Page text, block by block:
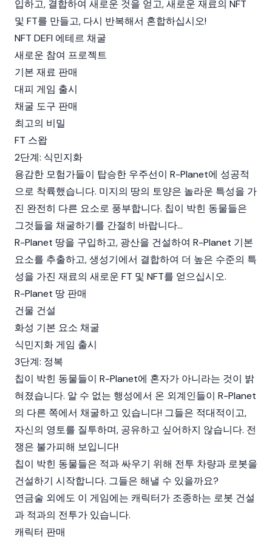
입하고, 결합하여 새로운 것을 얻고, 새로운 재료의 NFT
및 FT를 만들고, 다시 반복해서 혼합하십시오!
NFT DEFI 에테르 채굴
새로운 참여 프로젝트
기본 재료 판매
대피 게임 출시
채굴 도구 판매
최고의 비밀
FT 스왑
2단계: 식민지화
용감한 모험가들이 탑승한 우주선이 R-Planet에 성공적
으로 착륙했습니다. 미지의 땅의 토양은 놀라운 특성을 가
진 완전히 다른 요소로 풍부합니다. 칩이 박힌 동물들은
그것들을 채굴하기를 간절히 바랍니다...
R-Planet 땅을 구입하고, 광산을 건설하여 R-Planet 기본
요소를 추출하고, 생성기에서 결합하여 더 높은 수준의 특
성을 가진 재료의 새로운 FT 및 NFT를 얻으십시오.
R-Planet 땅 판매
건물 건설
화성 기본 요소 채굴
식민지화 게임 출시
3단계: 정복
칩이 박힌 동물들이 R-Planet에 혼자가 아니라는 것이 밝
혀졌습니다. 알 수 없는 행성에서 온 외계인들이 R-Planet
의 다른 쪽에서 채굴하고 있습니다! 그들은 적대적이고,
자신의 영토를 질투하며, 공유하고 싶어하지 않습니다. 전
쟁은 불가피해 보입니다!
칩이 박힌 동물들은 적과 싸우기 위해 전투 차량과 로봇을
건설하기 시작합니다. 그들은 해낼 수 있을까요?
연금술 외에도 이 게임에는 캐릭터가 조종하는 로봇 건설
과 적과의 전투가 있습니다.
캐릭터 판매